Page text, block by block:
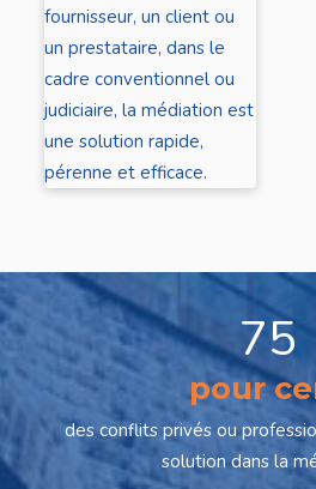
fournisseur, un client ou
un prestataire, dans le
cadre conventionnel ou
judiciaire, la médiation est
une solution rapide,
pérenne et efficace.
75
pour
des conflits privés ou
solution dans la